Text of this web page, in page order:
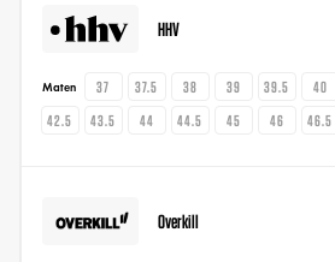
HHV
Maten 37 37.5 38 39 39.5 40
42.5
43.5 44 44.5 45 46 46.5
Overkill